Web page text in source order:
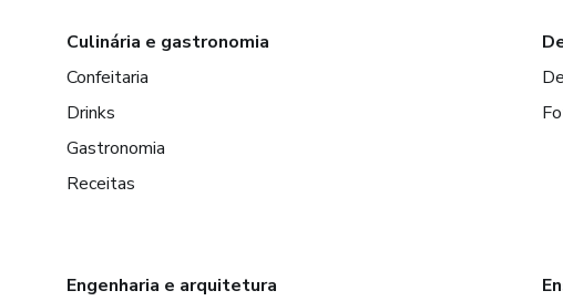
Culinária e gastronomia
Confeitaria
Drinks
Gastronomia
Receitas
Engenharia e arquitetura